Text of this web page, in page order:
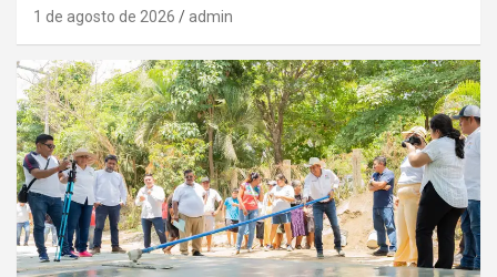
1 de agosto de 2026 admin